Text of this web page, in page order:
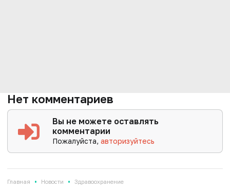
Нет комментариев
Вы не можете оставлять
комментарии
Пожалуйста,авторизуйтесь
Главная • Новости • Здравоохранение